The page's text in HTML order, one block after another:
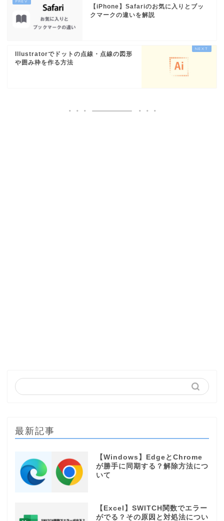
【iPhone】Safariのお気に入りとブッ
クマークの違いを解説
Illustratorでドットの点線・点線の図形
や囲み枠を作る方法
最新記事
【Windows】EdgeとChrome
が勝手に同期する？解除方法につ
いて
【Excel】SWITCH関数でエラー
がでる？その原因と対処法につい